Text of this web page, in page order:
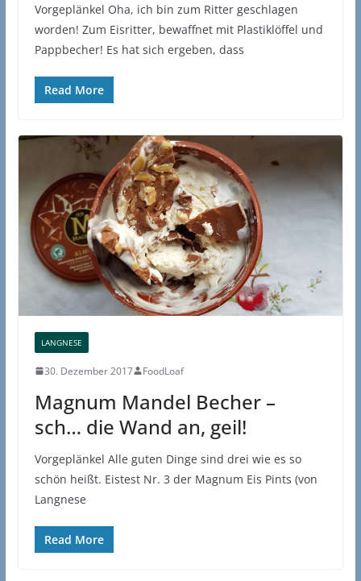
Vorgeplänkel Oha, ich bin zum Ritter geschlagen
worden! Zum Eisritter, bewaffnet mit Plastiklöffel und
Pappbecher! Es hat sich ergeben, dass
Read More
LANGNESE
30. Dezember 2017 FoodLoaf
Magnum Mandel Becher –
sch… die Wand an, geil!
Vorgeplänkel Alle guten Dinge sind drei wie es so
schön heißt. Eistest Nr. 3 der Magnum Eis Pints (von
Langnese
Read More